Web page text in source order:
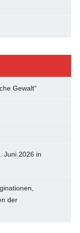
Gewalt“
Juni 2026 in
der